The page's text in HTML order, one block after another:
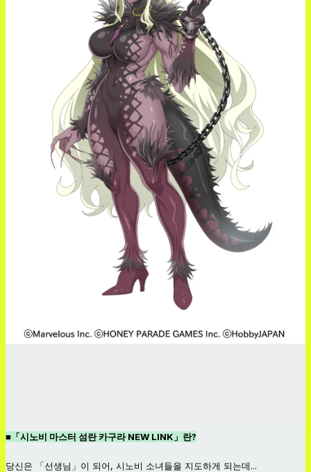
■「시노비 마스터 섬란 카구라 NEW LINK」란?
당신은 「선생님」이 되어, 시노비 소녀들을 지도하게 되는데...